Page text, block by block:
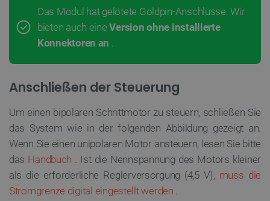
Das Modul hat gelötete Goldpin-Anschlüsse. Wir
bieten auch eineVersion ohne installierte
Konnektoren an
Anschließen der Steuerung
Um einen bipolaren Schrittmotor zu steuern, schließen Sie
das System wie in der folgenden Abbildung gezeigt an.
Wenn Sie einen unipolaren Motor ansteuern, lesen Sie bitte
das Handbuch . Ist die Nennspannung des Motors kleiner
als die erforderliche Reglerversorgung (4,5 V), muss die
Stromgrenze digital eingestellt werden